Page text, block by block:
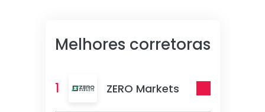
Melhores corretoras
1 ZERO Markets